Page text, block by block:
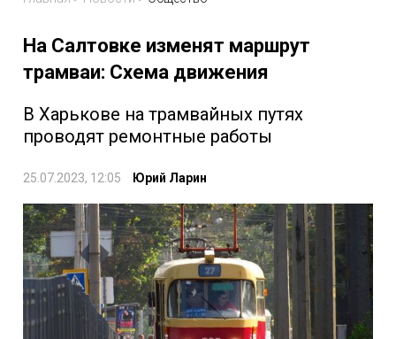
На Салтовке изменят маршрут
трамваи: Схема движения
В Харькове на трамвайных путях
проводят ремонтные работы
25.07.2023, 12:05 Юрий Ларин